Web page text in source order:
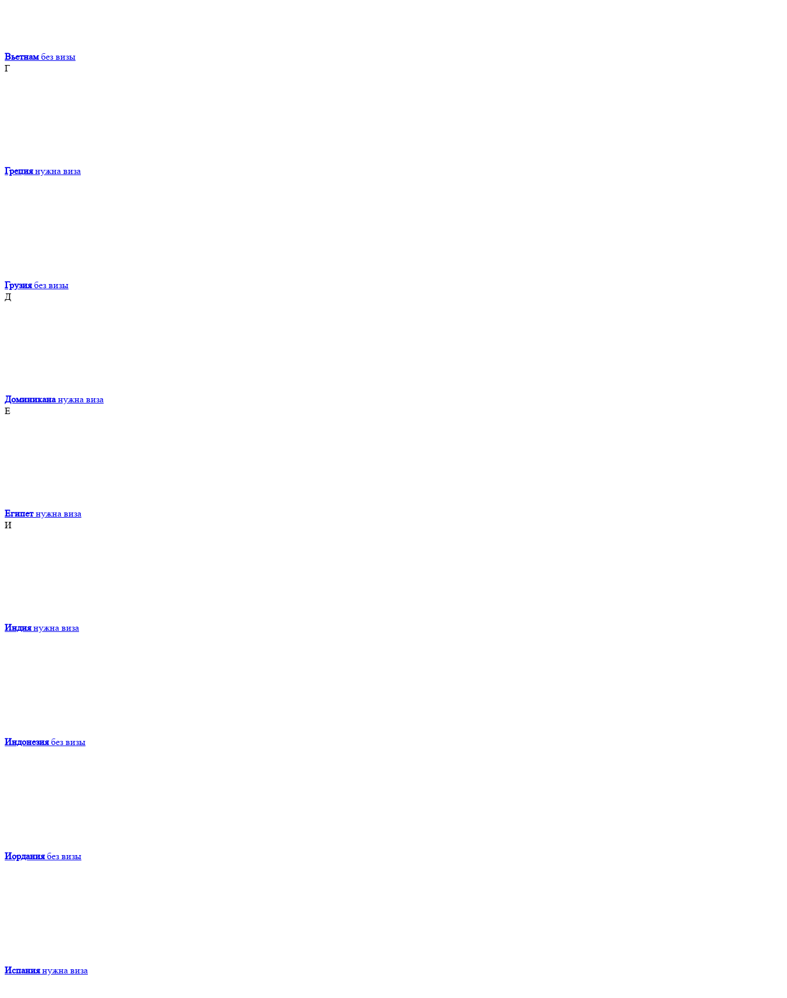
Вьетнам без визы
Г
Греция нужна виза
Грузия без визы
Д
Доминикана нужна виза
Е
Египет нужна виза
И
Индия нужна виза
Индонезия без визы
Иордания без визы
Испания нужна виза